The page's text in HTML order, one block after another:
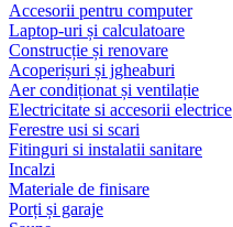
Accesorii pentru computer
Laptop-uri și calculatoare
Construcție și renovare
Acoperișuri și jgheaburi
Aer condiționat și ventilație
Electricitate si accesorii electrice
Ferestre usi si scari
Fitinguri si instalatii sanitare
Incalzi
Materiale de finisare
Porți și garaje